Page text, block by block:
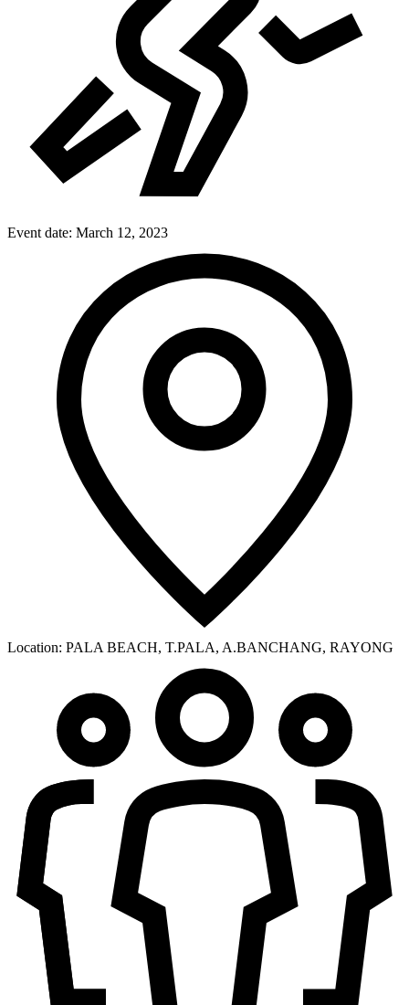
Event date: March 12, 2023
Location: PALA BEACH, T.PALA, A.BANCHANG, RAYONG